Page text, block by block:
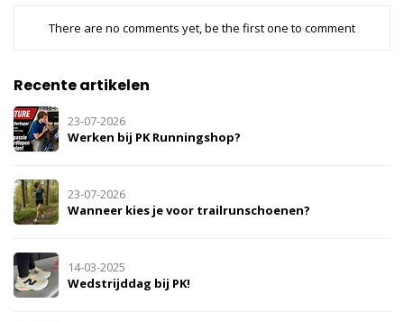
There are no comments yet, be the first one to comment
Recente artikelen
23-07-2026
Werken bij PK Runningshop?
23-07-2026
Wanneer kies je voor trailrunschoenen?
14-03-2025
Wedstrijddag bij PK!